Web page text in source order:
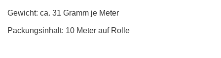
Gewicht: ca. 31 Gramm je Meter
Packungsinhalt: 10 Meter auf Rolle